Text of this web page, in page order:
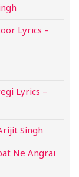
Lyrics –
Lyrics –
Singh
Ne Angrai